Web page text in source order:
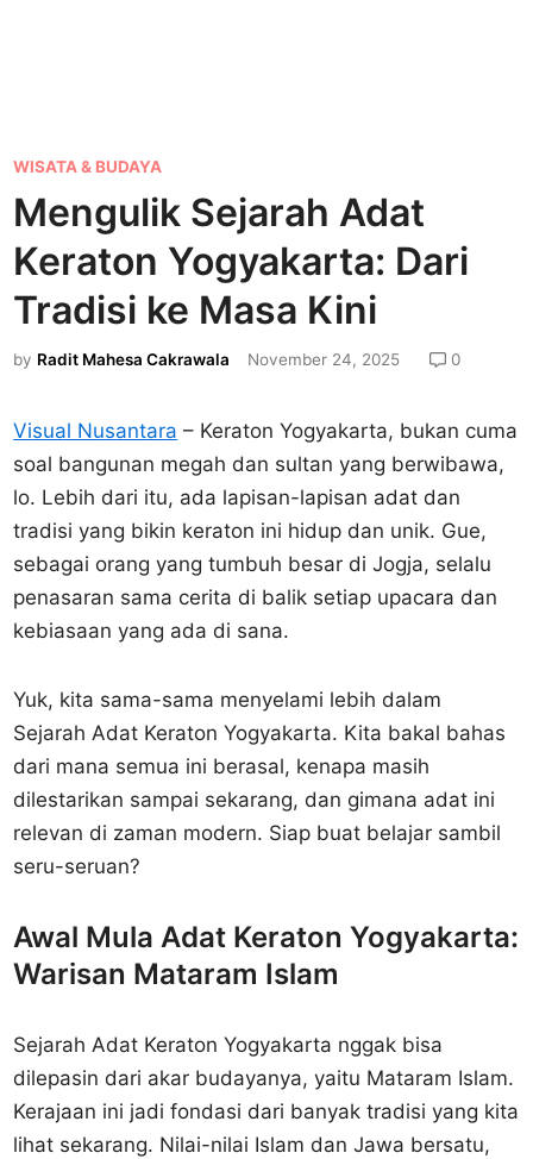
P
o
s
e
d
i
WISATA & BUDAYA
Mengulik Sejarah Adat
Keraton Yogyakarta: Dari
Tradisi ke Masa Kini
by Radit Mahesa Cakrawala November 24, 2025 0
Visual Nusantara – Keraton Yogyakarta, bukan cuma
soal bangunan megah dan sultan yang berwibawa,
lo. Lebih dari itu, ada lapisan-lapisan adat dan
tradisi yang bikin keraton ini hidup dan unik. Gue,
sebagai orang yang tumbuh besar di Jogja, selalu
penasaran sama cerita di balik setiap upacara dan
kebiasaan yang ada di sana.
Yuk, kita sama-sama menyelami lebih dalam
Sejarah Adat Keraton Yogyakarta. Kita bakal bahas
dari mana semua ini berasal, kenapa masih
dilestarikan sampai sekarang, dan gimana adat ini
relevan di zaman modern. Siap buat belajar sambil
seru-seruan?
Awal Mula Adat Keraton Yogyakarta:
Warisan Mataram Islam
Sejarah Adat Keraton Yogyakarta nggak bisa
dilepasin dari akar budayanya, yaitu Mataram Islam.
Kerajaan ini jadi fondasi dari banyak tradisi yang kita
lihat sekarang. Nilai-nilai Islam dan Jawa bersatu,